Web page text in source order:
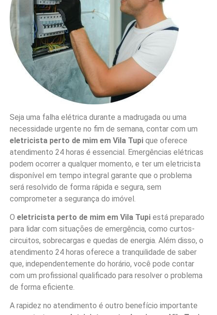
Seja uma falha elétrica durante a madrugada ou uma
necessidade urgente no fim de semana, contar com um
eletricista perto de mim em Vila Tupi que oferece
atendimento 24 horas é essencial. Emergências elétricas
podem ocorrer a qualquer momento, e ter um eletricista
disponível em tempo integral garante que o problema
será resolvido de forma rápida e segura, sem
comprometer a segurança do imóvel.
O eletricista perto de mim em Vila Tupi está preparado
para lidar com situações de emergência, como curtos-
circuitos, sobrecargas e quedas de energia. Além disso, o
atendimento 24 horas oferece a tranquilidade de saber
que, independentemente do horário, você pode contar
com um profissional qualificado para resolver o problema
de forma eficiente.
A rapidez no atendimento é outro benefício importante